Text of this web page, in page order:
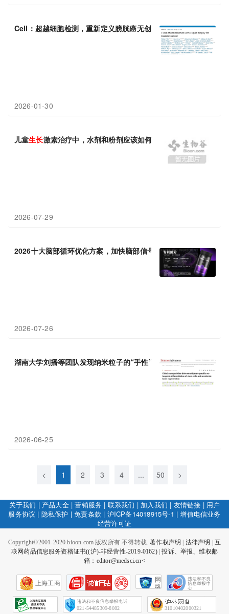
Cell：超越细胞检测，重新定义膀胱癌无创尿液筛查的精度与速度
2026-01-30
儿童生长激素治疗中，水剂和粉剂应该如何理解？
2026-07-29
2026十大脑部循环优化方案，加快脑部信号传导速度
2026-07-26
湖南大学刘播等团队发现纳米粒子的“手性”决定干细胞命运与骨再
2026-06-25
< 1 2 3 4 ... 50 >
关于我们 | 产品大全|营销服务 | 联系我们 | 加入我们 | 友情链接 | 用户
服务协议 | 隐私保护 |免责条款 | 沪ICP备14018915号-1 |增值电信业务
经营许可证
Copyright©2001-2020 bioon.com 版权所有 不得转载.著作权声明 法律声明
互
联网药品信息服务资格证书((沪)-非经营性-2019-0162)|投诉、举报、维权邮
箱：editor@medsci.cn<
上海工商
网
络
会
征
021-54485309-8082 31010402000321